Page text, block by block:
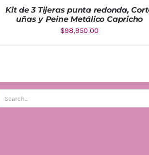
AÑADIR AL CARRITO / DETALLES
Kit de 3 Tijeras punta redonda,
uñas y Peine Metálico Capricho
$98,950.00
Buscar: